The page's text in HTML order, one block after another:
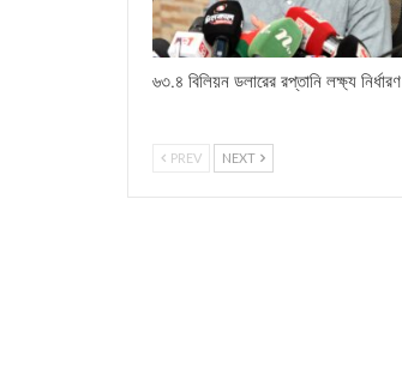
৬৩.৪ বিলিয়ন ডলারের রপ্তানি লক্ষ্য নির্ধারণ
PREV NEXT